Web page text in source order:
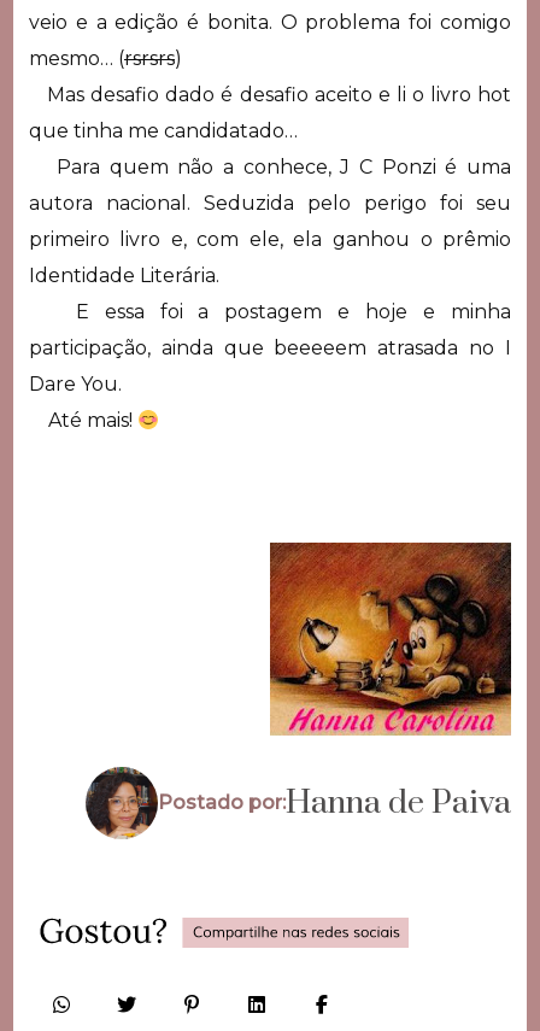
veio e a edição é bonita. O problema foi comigo
mesmo… (rsrsrs)
Mas desafio dado é desafio aceito e li o livro hot
que tinha me candidatado…
Para quem não a conhece, J C Ponzi é uma
autora nacional. Seduzida pelo perigo foi seu
primeiro livro e, com ele, ela ganhou o prêmio
Identidade Literária.
E essa foi a postagem e hoje e minha
participação, ainda que beeeeem atrasada no I
Dare You.
Até mais!
Postado por:Hanna de Paiva